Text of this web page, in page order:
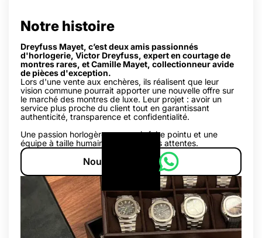
Notre histoire
Dreyfuss Mayet, c’est deux amis passionnés
d'horlogerie, Victor Dreyfuss, expert en courtage de
montres rares, et Camille Mayet, collectionneur avide
de pièces d'exception.
Lors d'une vente aux enchères, ils réalisent que leur
vision commune pourrait apporter une nouvelle offre sur
le marché des montres de luxe. Leur projet : avoir un
service plus proche du client tout en garantissant
authenticité, transparence et confidentialité.
Une passion horlogère, un savoir-faire pointu et une
équipe à taille humaine, dédiée à vos attentes.
Nous contacter